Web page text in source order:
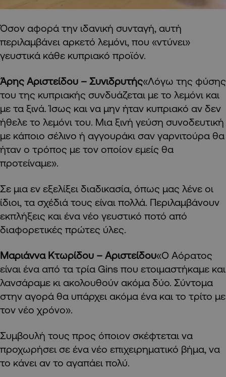
Όσον αφορά την ιδανική συνταγή, αυτή
περιλαμβάνει αρκετό λεμόνι, που «ντύνει»
γευστικά κάθε κυπριακό προϊόν.
Άρης Αριστείδου – Συνιδρυτής«Λόγω της φύσης
του της κυπριακής συνδυάζεται με το λεμόνι και
με τα ξινά. Ίσως και να μην ήταν κυπριακό αν δεν
ήθελε το λεμόνι του. Μια ξινή γεύση συνοδευτική
με κάποιο σέλινο ή αγγουράκι σαν γαρνιτούρα θα
ήταν ο τρόπος με τον οποίον εμείς θα
προτείναμε».
Σε μια εν εξελίξει διαδικασία, όπως μας λένε οι
ίδιοι, τα σχέδιά τους είναι πολλά. Περιλαμβάνουν
εκπλήξεις και ένα νέο γευστικό ποτό από
διαφορετικές πρώτες ύλες.
Μαριάννα Κτωρίδου – Αριστείδου«Ο Αόρατος
είναι ένα από τα τρία Gins που ετοιμαστήκαμε και
λανσάραμε κι ακολουθούν ακόμα δύο. Σύντομα
στην αγορά θα υπάρχει ακόμα ένα και το τρίτο με
τον νέο χρόνο».
Συμβουλή τους προς όποιον σκέφτεται να
προχωρήσει σε ένα νέο επιχειρηματικό βήμα, να
το κάνει αν το αγαπάει πολύ.